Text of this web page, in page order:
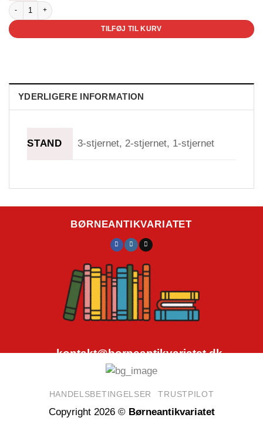
Asbjørn og hans bedstefar antal
TILFØJ TIL KURV
YDERLIGERE INFORMATION
STAND 3-stjernet, 2-stjernet, 1-stjernet
BØRNEANTIKVARIATET
kontakt@borneantikvariatet.dk
HANDELSBETINGELSER TRUSTPILOT
Copyright 2026 © Børneantikvariatet